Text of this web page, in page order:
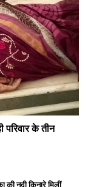
के तीन
की नदी किनारे मिलीं